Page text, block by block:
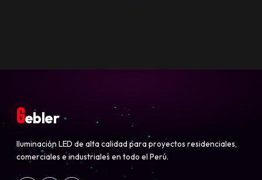
Gebler
Iluminación LED de alta calidad para proyectos residenciales,
comerciales e industriales en todo el Perú.